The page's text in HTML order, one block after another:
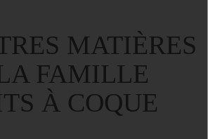
MATIÈRES
FAMILLE
À COQUE